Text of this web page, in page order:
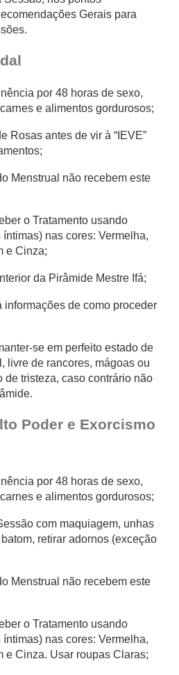
Gerais para
por 48 horas de sexo,
e alimentos gordurosos;
Rosas antes de vir à “IEVE”
Menstrual não recebem este
o Tratamento usando
nas cores: Vermelha,
e Cinza;
da Pirâmide Mestre Ifá;
informações de como proceder
se em perfeito estado de
livre de rancores, mágoas ou
de tristeza, caso contrário não
Poder e Exorcismo
por 48 horas de sexo,
e alimentos gordurosos;
com maquiagem, unhas
retirar adornos (exceção
Menstrual não recebem este
o Tratamento usando
nas cores: Vermelha,
e Cinza. Usar roupas Claras;